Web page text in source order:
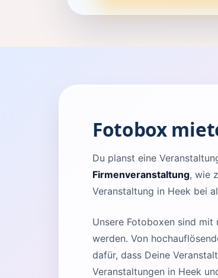
Fotobox
Du planst eine
Firmenveranstaltung, wie
Veranstaltung in Heek bei
Unsere Fotoboxen sind mit
werden. Von
dafür, dass Deine
Veranstaltungen in Heek